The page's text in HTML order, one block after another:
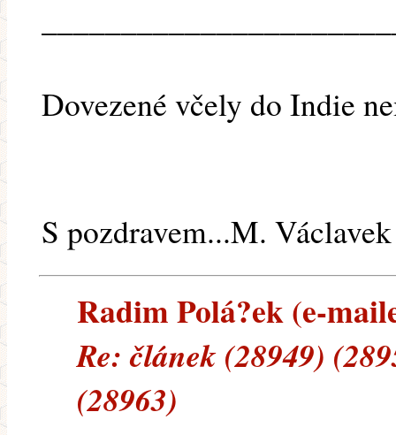
Dovezené včely do Indie
S pozdravem...M. Václavek
Radim Polá?ek (e-
Re: článek (28949)
(28963)